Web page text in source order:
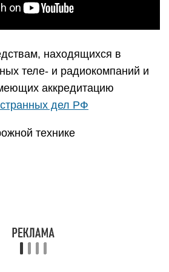
находящихся в
теле- и радиокомпаний и
аккредитацию
дел РФ
технике